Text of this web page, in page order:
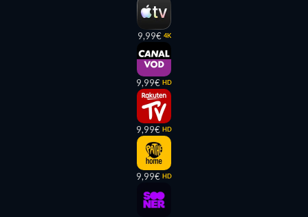
9,99€ 4K
9,99€ HD
9,99€ HD
9,99€ HD